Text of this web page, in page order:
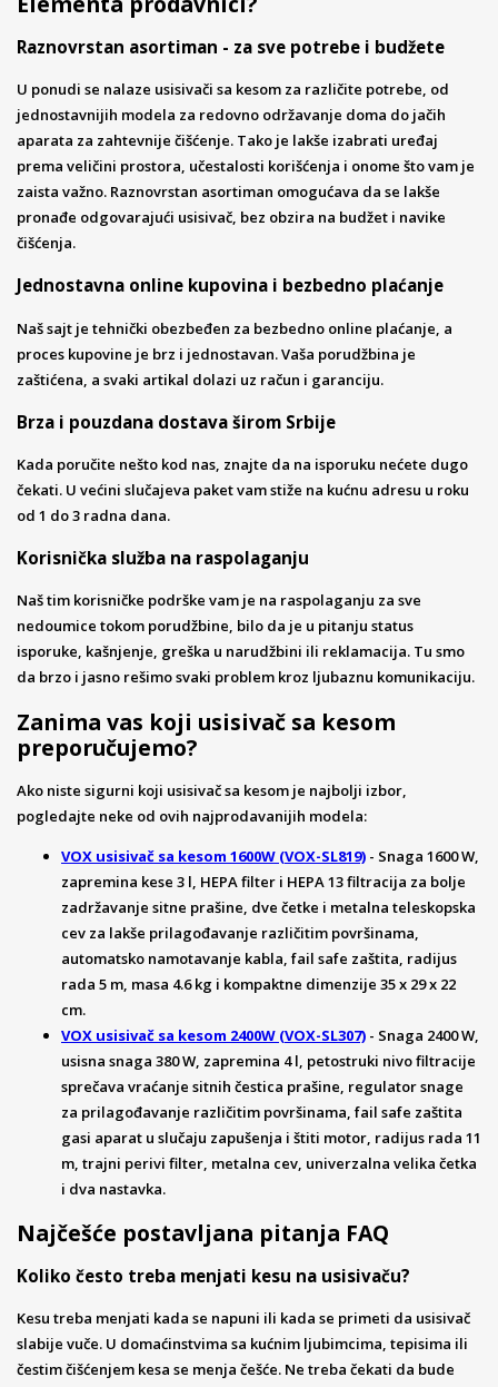
Raznovrstan asortiman - za sve potrebe i budžete
U ponudi se nalaze usisivači sa kesom za različite potrebe, od
jednostavnijih modela za redovno održavanje doma do jačih
aparata za zahtevnije čišćenje. Tako je lakše izabrati uređaj
prema veličini prostora, učestalosti korišćenja i onome što vam je
zaista važno. Raznovrstan asortiman omogućava da se lakše
pronađe odgovarajući usisivač, bez obzira na budžet i navike
čišćenja.
Jednostavna online kupovina i bezbedno plaćanje
Naš sajt je tehnički obezbeđen za bezbedno online plaćanje, a
proces kupovine je brz i jednostavan. Vaša porudžbina je
zaštićena, a svaki artikal dolazi uz račun i garanciju.
Brza i pouzdana dostava širom Srbije
Kada poručite nešto kod nas, znajte da na isporuku nećete dugo
čekati. U većini slučajeva paket vam stiže na kućnu adresu u roku
od 1 do 3 radna dana.
Korisnička služba na raspolaganju
Naš tim korisničke podrške vam je na raspolaganju za sve
nedoumice tokom porudžbine, bilo da je u pitanju status
isporuke, kašnjenje, greška u narudžbini ili reklamacija. Tu smo
da brzo i jasno rešimo svaki problem kroz ljubaznu komunikaciju.
Zanima vas koji usisivač sa kesom
preporučujemo?
Ako niste sigurni koji usisivač sa kesom je najbolji izbor,
pogledajte neke od ovih najprodavanijih modela:
VOX usisivač sa kesom 1600W (VOX-SL819) - Snaga 1600 W,
zapremina kese 3 l, HEPA filter i HEPA 13 filtracija za bolje
zadržavanje sitne prašine, dve četke i metalna teleskopska
cev za lakše prilagođavanje različitim površinama,
automatsko namotavanje kabla, fail safe zaštita, radijus
rada 5 m, masa 4.6 kg i kompaktne dimenzije 35 x 29 x 22
cm.
VOX usisivač sa kesom 2400W (VOX-SL307) - Snaga 2400 W,
usisna snaga 380 W, zapremina 4 l, petostruki nivo filtracije
sprečava vraćanje sitnih čestica prašine, regulator snage
za prilagođavanje različitim površinama, fail safe zaštita
gasi aparat u slučaju zapušenja i štiti motor, radijus rada 11
m, trajni perivi filter, metalna cev, univerzalna velika četka
i dva nastavka.
Najčešće postavljana pitanja FAQ
Koliko često treba menjati kesu na usisivaču?
Kesu treba menjati kada se napuni ili kada se primeti da usisivač
slabije vuče. U domaćinstvima sa kućnim ljubimcima, tepisima ili
čestim čišćenjem kesa se menja češće. Ne treba čekati da bude